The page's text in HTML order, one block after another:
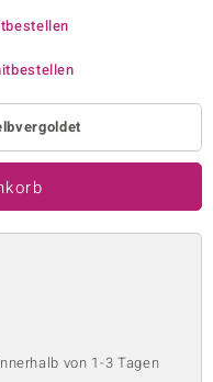
von 1-3 Tagen